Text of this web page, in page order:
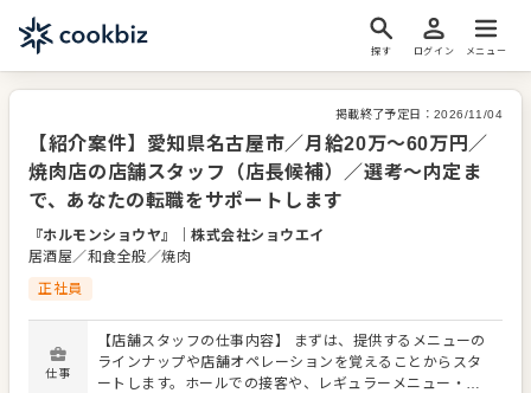
探す ログイン メニュー
掲載終了予定日： 2026/11/04
【紹介案件】愛知県名古屋市／月給20万～60万円／
焼肉店の店舗スタッフ（店長候補）／選考～内定ま
で、あなたの転職をサポートします
『ホルモンショウヤ』 ｜株式会社ショウエイ
居酒屋／和食全般／焼肉
正社員
仕事
【店舗スタッフの仕事内容】 まずは、提供するメニューの
ラインナップや店舗オペレーションを覚えることからスタ
ートします。ホールでの接客や、レギュラーメニュー・限